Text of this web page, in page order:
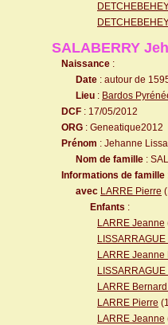
SALABERRY
Naissance :
Date : autour de
Lieu : Bardos
DCF : 17/05/2012
ORG : Geneatique2012
Prénom : Jehanne
Nom de famille :
Informations de famille
avec LARRE Pierre
Enfants :
LARRE Jeanne
LISSARRAGUE
LARRE Jeanne
LISSARRAGUE
LARRE
LARRE Pierre
LARRE Jeanne